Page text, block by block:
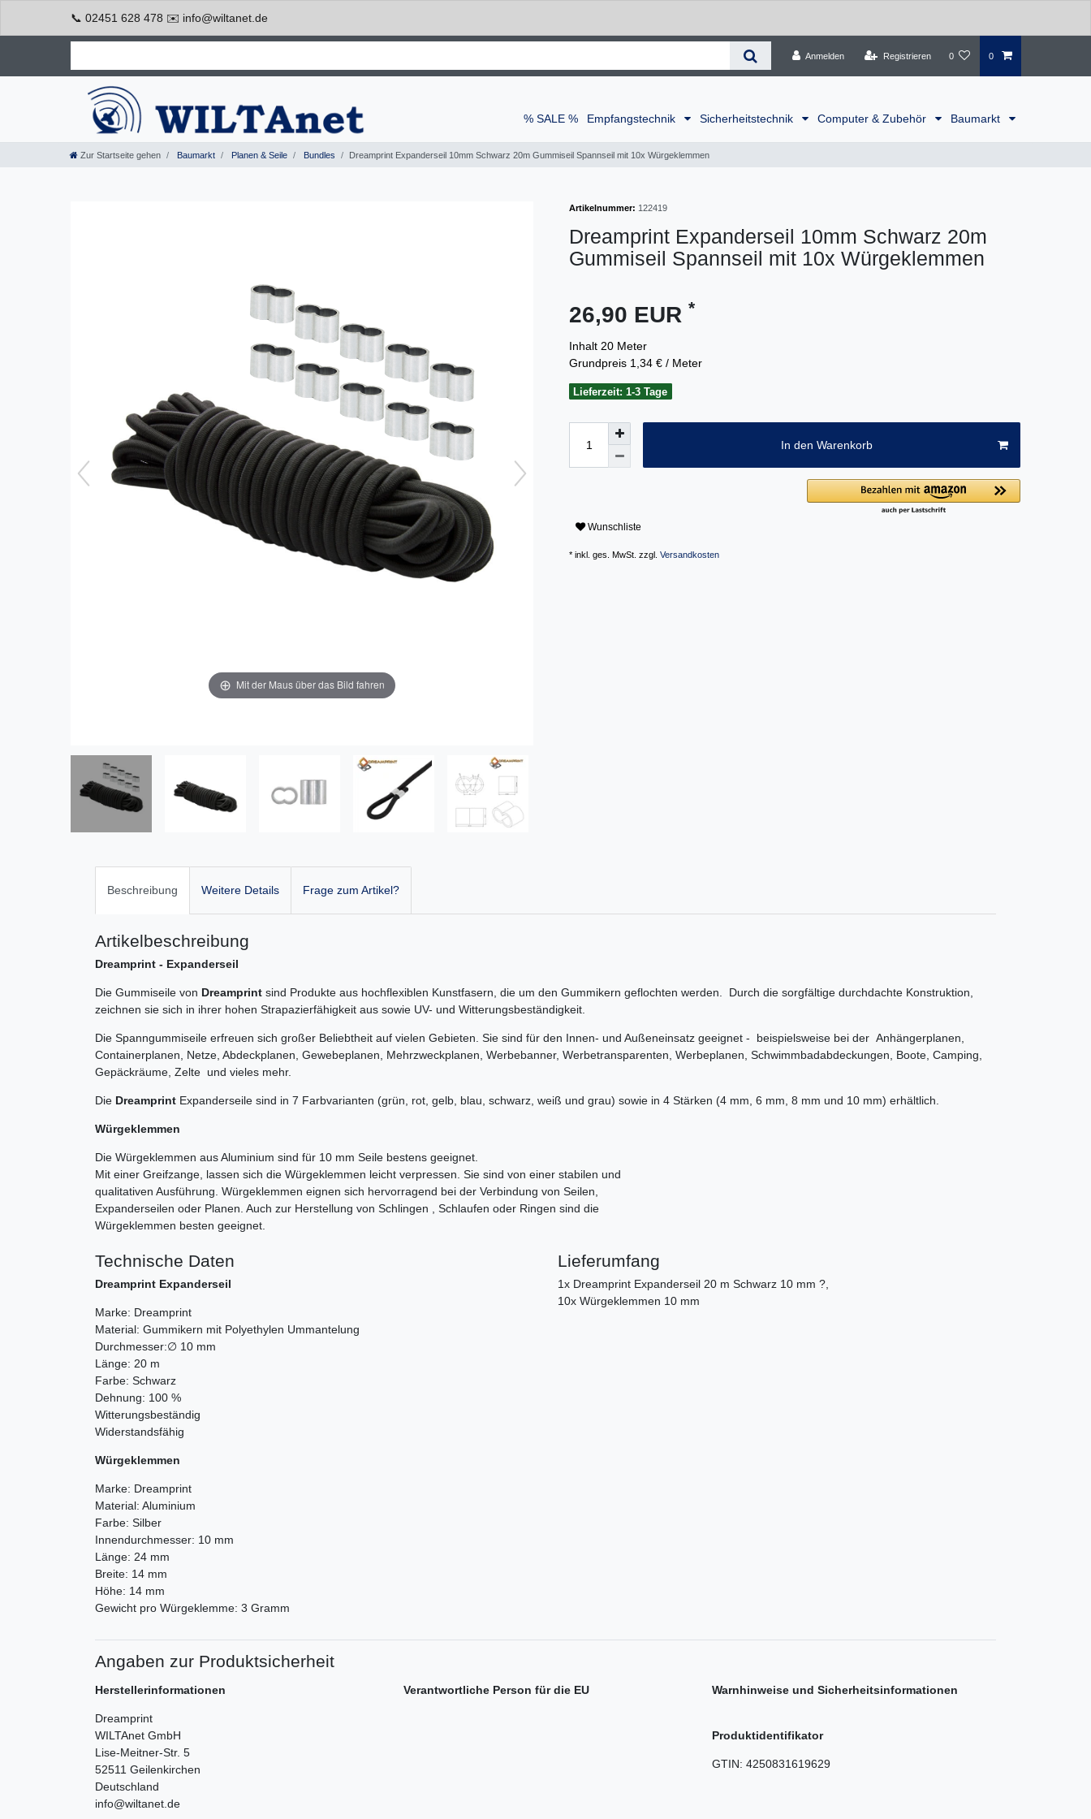
📞 02451 628 478 ✉️ info@wiltanet.de
Anmelden Registrieren 0 0
% SALE % Empfangstechnik Sicherheitstechnik Computer & Zubehör Baumarkt
Zur Startseite gehen Baumarkt Planen & Seile Bundles Dreamprint Expanderseil 10mm Schwarz 20m Gummiseil Spannseil mit 10x Würgeklemmen
Mit der Maus über das Bild fahren
Artikelnummer: 122419
Dreamprint Expanderseil 10mm Schwarz 20m
Gummiseil Spannseil mit 10x Würgeklemmen
26,90 EUR *
Inhalt 20 Meter
Grundpreis 1,34 € / Meter
Lieferzeit: 1-3 Tage
In den Warenkorb
Wunschliste
* inkl. ges. MwSt. zzgl. Versandkosten
Beschreibung Weitere Details Frage zum Artikel?
Artikelbeschreibung
Dreamprint - Expanderseil
Die Gummiseile von Dreamprint sind Produkte aus hochflexiblen Kunstfasern, die um den Gummikern geflochten werden. Durch die sorgfältige durchdachte Konstruktion,
zeichnen sie sich in ihrer hohen Strapazierfähigkeit aus sowie UV- und Witterungsbeständigkeit.
Die Spanngummiseile erfreuen sich großer Beliebtheit auf vielen Gebieten. Sie sind für den Innen- und Außeneinsatz geeignet - beispielsweise bei der Anhängerplanen,
Containerplanen, Netze, Abdeckplanen, Gewebeplanen, Mehrzweckplanen, Werbebanner, Werbetransparenten, Werbeplanen, Schwimmbadabdeckungen, Boote, Camping,
Gepäckräume, Zelte und vieles mehr.
Die Dreamprint Expanderseile sind in 7 Farbvarianten (grün, rot, gelb, blau, schwarz, weiß und grau) sowie in 4 Stärken (4 mm, 6 mm, 8 mm und 10 mm) erhältlich.
Würgeklemmen
Die Würgeklemmen aus Aluminium sind für 10 mm Seile bestens geeignet.
Mit einer Greifzange, lassen sich die Würgeklemmen leicht verpressen. Sie sind von einer stabilen und
qualitativen Ausführung. Würgeklemmen eignen sich hervorragend bei der Verbindung von Seilen,
Expanderseilen oder Planen. Auch zur Herstellung von Schlingen , Schlaufen oder Ringen sind die
Würgeklemmen besten geeignet.
Technische Daten
Dreamprint Expanderseil
Marke: Dreamprint
Material: Gummikern mit Polyethylen Ummantelung
Durchmesser:∅ 10 mm
Länge: 20 m
Farbe: Schwarz
Dehnung: 100 %
Witterungsbeständig
Widerstandsfähig
Würgeklemmen
Marke: Dreamprint
Material: Aluminium
Farbe: Silber
Innendurchmesser: 10 mm
Länge: 24 mm
Breite: 14 mm
Höhe: 14 mm
Gewicht pro Würgeklemme: 3 Gramm
Lieferumfang
1x Dreamprint Expanderseil 20 m Schwarz 10 mm ?,
10x Würgeklemmen 10 mm
Angaben zur Produktsicherheit
Herstellerinformationen
Dreamprint
WILTAnet GmbH
Lise-Meitner-Str. 5
52511 Geilenkirchen
Deutschland
info@wiltanet.de
Verantwortliche Person für die EU Warnhinweise und Sicherheitsinformationen
Produktidentifikator
GTIN: 4250831619629